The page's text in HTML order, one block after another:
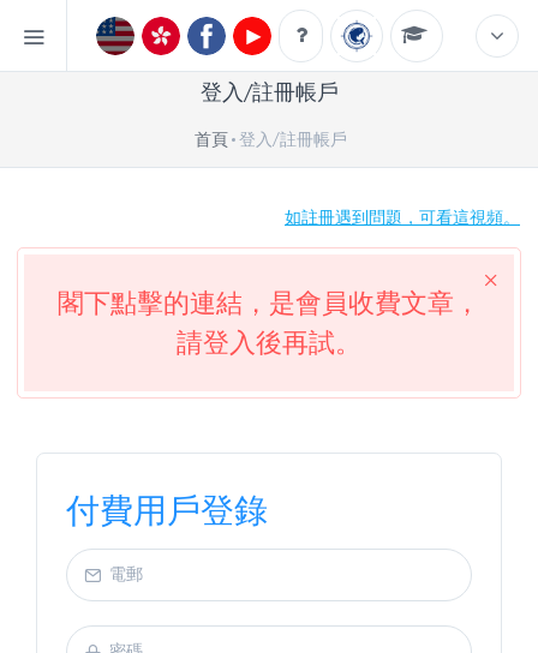
登入/註冊帳戶
首頁 登入/註冊帳戶
如註冊遇到問題，可看這視頻。
閣下點擊的連結，是會員收費文章，
請登入後再試。
付費用戶登錄